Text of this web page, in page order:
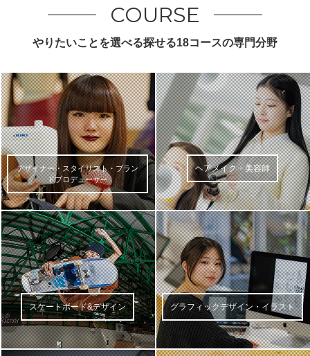
COURSE
やりたいことを選べる探せる18コースの専門分野
デザイナー・スタイリスト・ブラン
ドプロデューサー
ヘアメイク・美容師
スケートボード&デザイン グラフィックデザイン・イラスト